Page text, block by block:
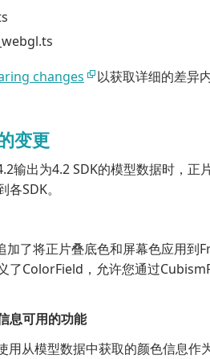
changes 以获取详细的差异内
变更
输出为4.2 SDK的模型数据时，正
SDK。
了将正片叠底色和屏幕色应用到
了ColorField，允许您通过
息可用的功能
用从模型数据中获取的颜色信息